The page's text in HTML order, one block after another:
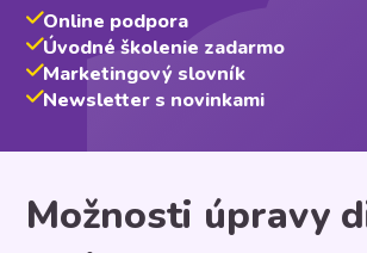
Online podpora
Úvodné školenie zadarmo
Marketingový slovník
Newsletter s novinkami
Možnosti úpravy